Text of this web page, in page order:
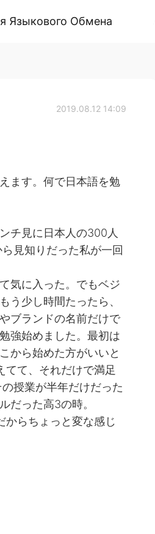
Языкового Обмена
2019.08.12 14:09
ます。何で日本語を勉
チ見に日本人の300人
見知りだった私が一回
気に入った。でもベジ
う少し時間たったら、
ブランドの名前だけで
強始めました。最初は
から始めた方がいいと
てて、それだけで満足
授業が半年だけだった
だった高3の時。
からちょっと変な感じ